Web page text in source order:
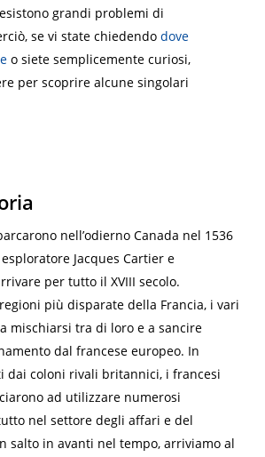
grandi problemi di
se vi state chiedendo dove
o siete semplicemente curiosi,
per scoprire alcune singolari
nell’odierno Canada nel 1536
Jacques Cartier e
per tutto il XVIII secolo.
più disparate della Francia, i vari
mischiarsi tra di loro e a sancire
dal francese europeo. In
dai coloni rivali britannici, i francesi
ad utilizzare numerosi
nel settore degli affari e del
salto in avanti nel tempo, arriviamo al